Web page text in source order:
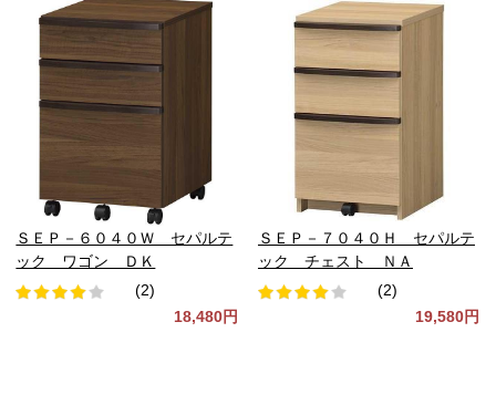
ＳＥＰ－６０４０Ｗ セパルテ
ック ワゴン ＤＫ
(2)
18,480円
ＳＥＰ－７０４０Ｈ セパルテ
ック チェスト ＮＡ
(2)
19,580円